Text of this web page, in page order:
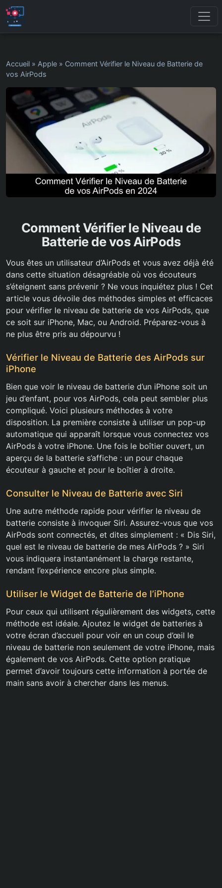
Accueil » Apple » Comment Vérifier le Niveau de Batterie de
vos AirPods
Comment Vérifier le Niveau de
Batterie de vos AirPods
Vous êtes un utilisateur d’AirPods et vous avez déjà été
dans cette situation désagréable où vos écouteurs
s’éteignent sans prévenir ? Ne vous inquiétez plus ! Cet
article vous dévoile des méthodes simples et efficaces
pour vérifier le niveau de batterie de vos AirPods, que
ce soit sur iPhone, Mac, ou Android. Préparez-vous à
ne plus être pris au dépourvu !
Vérifier le Niveau de Batterie des AirPods sur
iPhone
Bien que voir le niveau de batterie d’un iPhone soit un
jeu d’enfant, pour vos AirPods, cela peut sembler plus
compliqué. Voici plusieurs méthodes à votre
disposition. La première consiste à utiliser un pop-up
automatique qui apparaît lorsque vous connectez vos
AirPods à votre iPhone. Une fois le boîtier ouvert, un
aperçu de la batterie s’affiche : un pour chaque
écouteur à gauche et pour le boîtier à droite.
Consulter le Niveau de Batterie avec Siri
Une autre méthode rapide pour vérifier le niveau de
batterie consiste à invoquer Siri. Assurez-vous que vos
AirPods sont connectés, et dites simplement : « Dis Siri,
quel est le niveau de batterie de mes AirPods ? » Siri
vous indiquera instantanément la charge restante,
rendant l’expérience encore plus simple.
Utiliser le Widget de Batterie de l’iPhone
Pour ceux qui utilisent régulièrement des widgets, cette
méthode est idéale. Ajoutez le widget de batteries à
votre écran d’accueil pour voir en un coup d’œil le
niveau de batterie non seulement de votre iPhone, mais
également de vos AirPods. Cette option pratique
permet d’avoir toujours cette information à portée de
main sans avoir à chercher dans les menus.